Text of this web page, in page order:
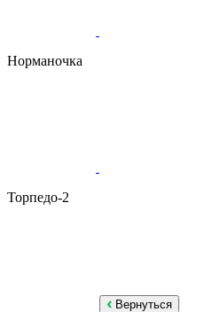
Норманочка
Торпедо-2
Вернуться